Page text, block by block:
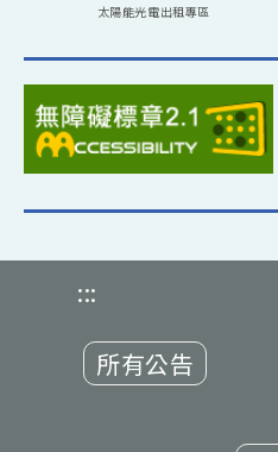
太陽能光電出租專區
:::
所有公告